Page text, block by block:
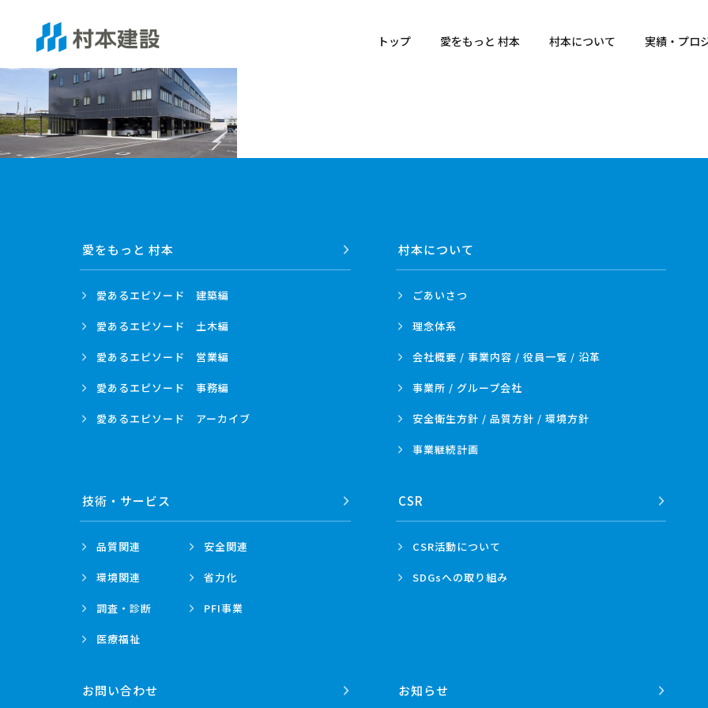
トップ 愛をもっと 村本 村本について 実績・プロ
愛をもっと 村本
愛あるエピソード 建築編
愛あるエピソード 土木編
愛あるエピソード 営業編
愛あるエピソード 事務編
愛あるエピソード アーカイブ
村本について
ごあいさつ
理念体系
会社概要 / 事業内容 / 役員一覧 / 沿革
事業所 / グループ会社
安全衛生方針 / 品質方針 / 環境方針
事業継続計画
技術・ サービス
品質関連 安全関連
環境関連 省力化
調査・診断 PFI事業
医療福祉
CSR
CSR活動について
SDGsへの取り組み
お問い合わせ お知らせ